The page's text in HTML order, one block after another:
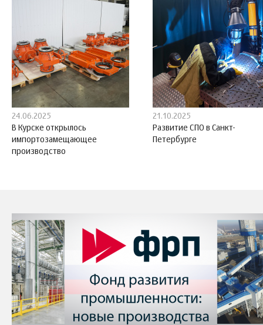
24.06.2025
В Курске открылось
импортозамещающее
производство
21.10.2025
Развитие СПО в Санкт-
Петербурге